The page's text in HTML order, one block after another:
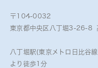
〒104-0032
東京都中央区八丁堀3-26-8
八丁堀駅(東京メトロ日比谷
より徒歩1分